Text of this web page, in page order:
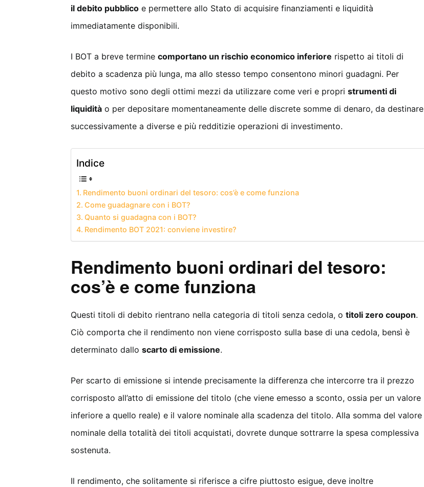
il debito pubblico e permettere allo Stato di acquisire finanziamenti e liquidità
immediatamente disponibili.
I BOT a breve termine comportano un rischio economico inferiore rispetto ai titoli di
debito a scadenza più lunga, ma allo stesso tempo consentono minori guadagni. Per
questo motivo sono degli ottimi mezzi da utilizzare come veri e propri strumenti di
liquidità o per depositare momentaneamente delle discrete somme di denaro, da destinare
successivamente a diverse e più redditizie operazioni di investimento.
Indice
Rendimento buoni ordinari del tesoro: cos’è e come funziona
Come guadagnare con i BOT?
Quanto si guadagna con i BOT?
Rendimento BOT 2021: conviene investire?
Rendimento buoni ordinari del tesoro:
cos’è e come funziona
Questi titoli di debito rientrano nella categoria di titoli senza cedola, o titoli zero coupon.
Ciò comporta che il rendimento non viene corrisposto sulla base di una cedola, bensì è
determinato dallo scarto di emissione.
Per scarto di emissione si intende precisamente la differenza che intercorre tra il prezzo
corrisposto all’atto di emissione del titolo (che viene emesso a sconto, ossia per un valore
inferiore a quello reale) e il valore nominale alla scadenza del titolo. Alla somma del valore
nominale della totalità dei titoli acquistati, dovrete dunque sottrarre la spesa complessiva
sostenuta.
Il rendimento, che solitamente si riferisce a cifre piuttosto esigue, deve inoltre